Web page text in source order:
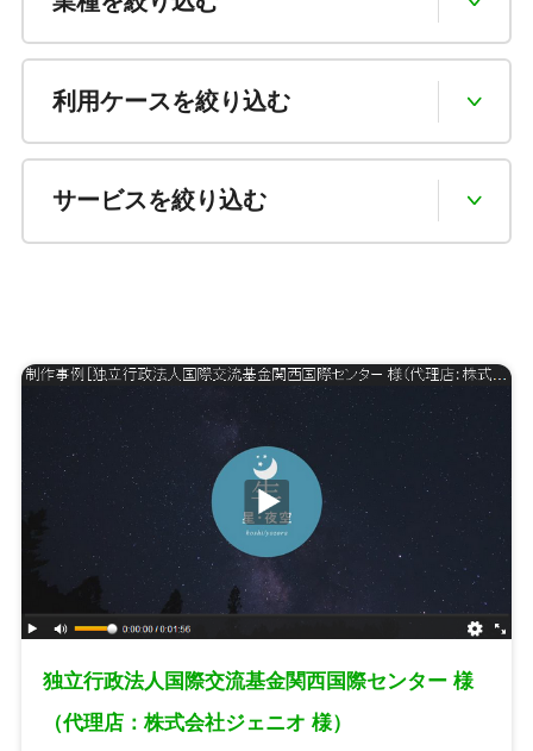
独立行政法人国際交流基金関西国際センター 様
（代理店：株式会社ジェニオ 様）